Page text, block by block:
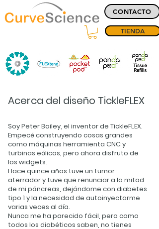
CONTACTO
TIENDA
Acerca del diseño TickleFLEX
Soy Peter Bailey, el inventor de TickleFLEX.
Empecé construyendo cosas grandes
como máquinas herramienta CNC y
turbinas eólicas, pero ahora disfruto de
los widgets.
Hace quince años tuve un tumor
aterrador y tuve que renunciar a la mitad
de mi páncreas, dejándome con diabetes
tipo 1 y la necesidad de autoinyectarme
varias veces al día.
Nunca me ha parecido fácil, pero como
todos los diabéticos saben, no tienes